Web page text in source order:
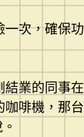
次，確保
業的同事
啡機，那